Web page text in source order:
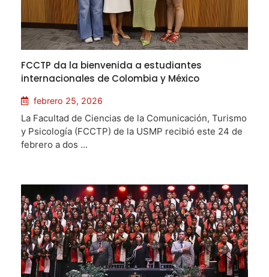
FCCTP da la bienvenida a estudiantes
internacionales de Colombia y México
febrero 25, 2026
La Facultad de Ciencias de la Comunicación, Turismo
y Psicología (FCCTP) de la USMP recibió este 24 de
febrero a dos ...